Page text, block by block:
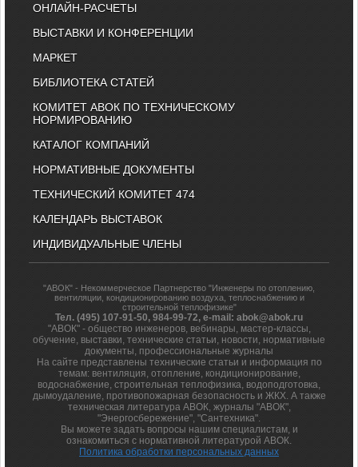
ОНЛАЙН-РАСЧЕТЫ
ВЫСТАВКИ И КОНФЕРЕНЦИИ
МАРКЕТ
БИБЛИОТЕКА СТАТЕЙ
КОМИТЕТ АВОК ПО ТЕХНИЧЕСКОМУ
НОРМИРОВАНИЮ
КАТАЛОГ КОМПАНИЙ
НОРМАТИВНЫЕ ДОКУМЕНТЫ
ТЕХНИЧЕСКИЙ КОМИТЕТ 474
КАЛЕНДАРЬ ВЫСТАВОК
ИНДИВИДУАЛЬНЫЕ ЧЛЕНЫ
"АВОК" - Некоммерческое Партнерство "Инженеры по отоплению,
вентиляции, кондиционированию воздуха, теплоснабжению и
строительной теплофизике"
Тел. (495) 107-91-50, 984-99-72, e-mail: abok@abok.ru
"АВОК" - общество инженеров, вебинары, мастер-классы,
обучение, выставки, технические статьи, новости, нормативные
документы, профессиональные журналы
На сайте представлены технические статьи и информация по
темам: вентиляция, отопление, кондиционирование,
водоснабжение, строительная теплофизика, водоподготовка,
дымоудаление, противопожарная безопасность и ЖКХ. А также
техническая литература АВОК, журналы "АВОК",
"Энергосбережение", "Сантехника".
Вы можете задать вопросы нашим специалистам, и
ознакомиться с нормативной литературой АВОК.
Политика обработки персональных данных